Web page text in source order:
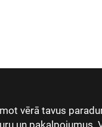
vērā tavus
un pakalpojumus.